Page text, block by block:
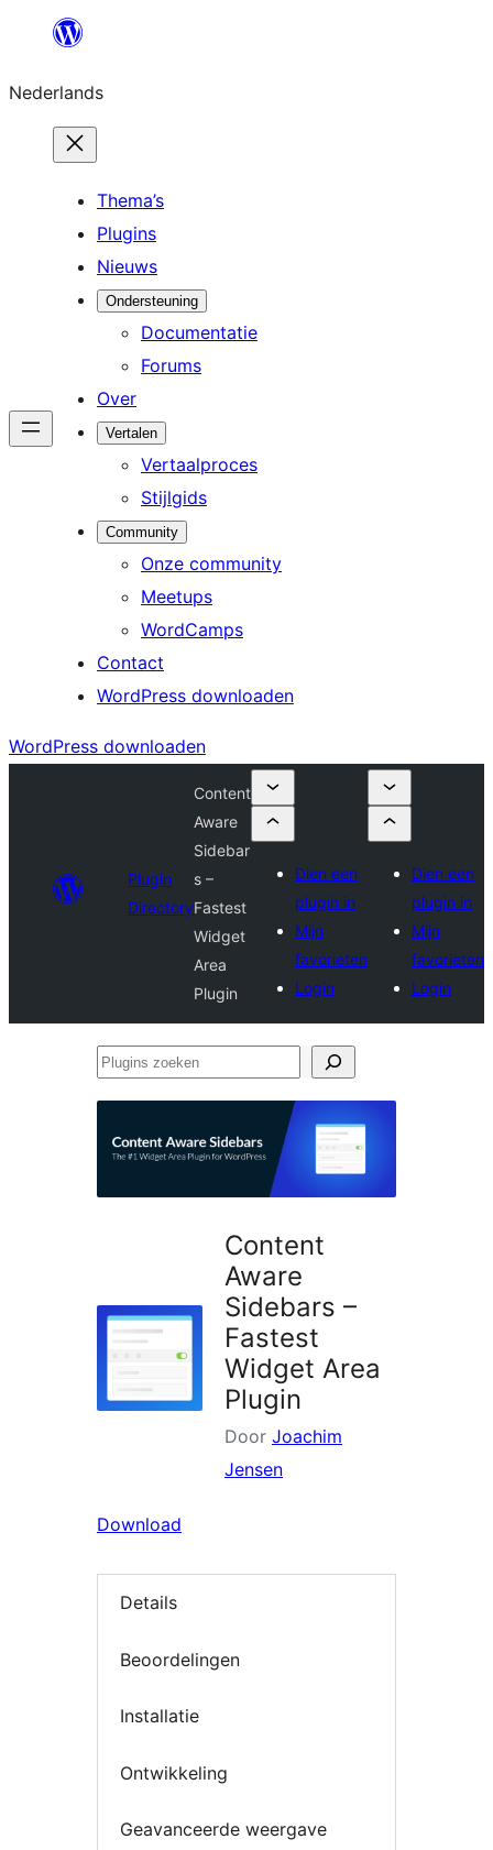
de
inhoud
Nederlands
Thema’s
Plugins
Nieuws
Ondersteuning
Documentatie
Forums
Over
Vertalen
Vertaalproces
Stijlgids
Community
Onze community
Meetups
WordCamps
Contact
WordPress downloaden
WordPress downloaden
Plugin
Directory
Content
Aware
Sidebar
s –
Fastest
Widget
Area
Plugin
Dien een
plugin in
Mijn
favorieten
Login
Dien een
plugin in
Mijn
favorieten
Login
Plugins
Content
Aware
Sidebars –
Fastest
Widget Area
Plugin
Door Joachim
Jensen
Download
Details
Beoordelingen
Installatie
Ontwikkeling
Geavanceerde weergave